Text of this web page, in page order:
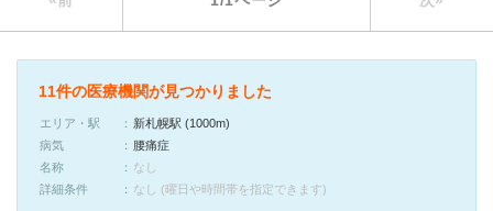
11件の医療機関が見つかりました
エリア・駅
新札幌駅 (1000m)
病気
腰痛症
名称
なし
詳細条件
なし (曜日や時間帯を指定できます)